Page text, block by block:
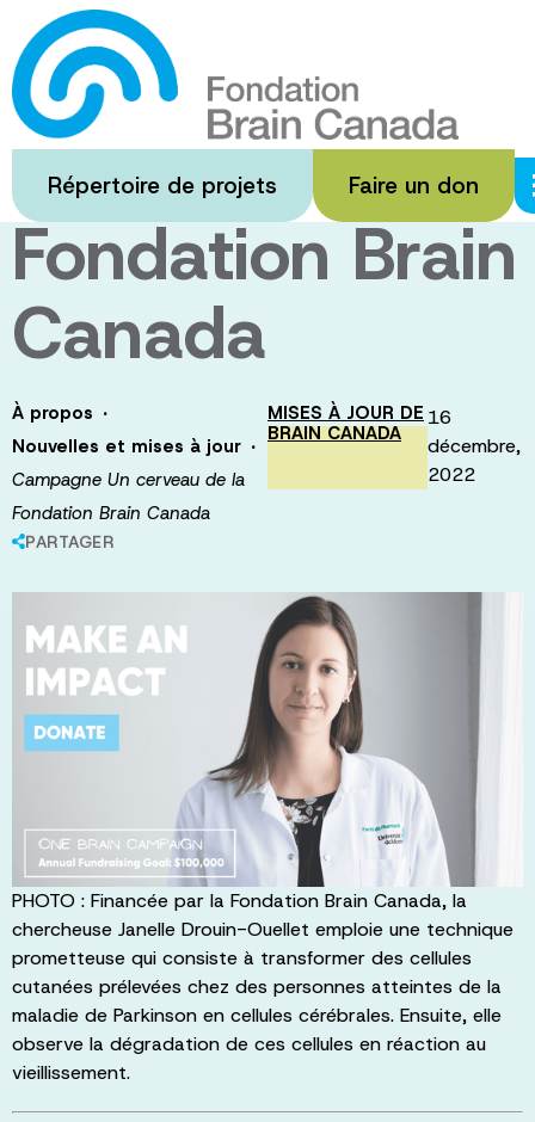
Passer
au
contenu
principal
Répertoire de projets Faire un don
Campagne Un
cerveau de la
Fondation Brain
Canada
À propos ·
Nouvelles et mises à jour ·
Campagne Un cerveau de la
Fondation Brain Canada
PARTAGER
MISES À JOUR DE
BRAIN CANADA
16
décembre,
2022
PHOTO : Financée par la Fondation Brain Canada, la
chercheuse Janelle Drouin-Ouellet emploie une technique
prometteuse qui consiste à transformer des cellules
cutanées prélevées chez des personnes atteintes de la
maladie de Parkinson en cellules cérébrales. Ensuite, elle
observe la dégradation de ces cellules en réaction au
vieillissement.